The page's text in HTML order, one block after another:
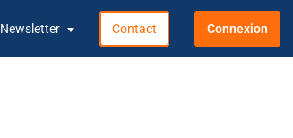
Newsletter Contact Connexion